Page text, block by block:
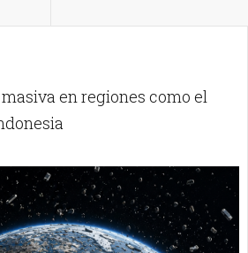
en regiones como el